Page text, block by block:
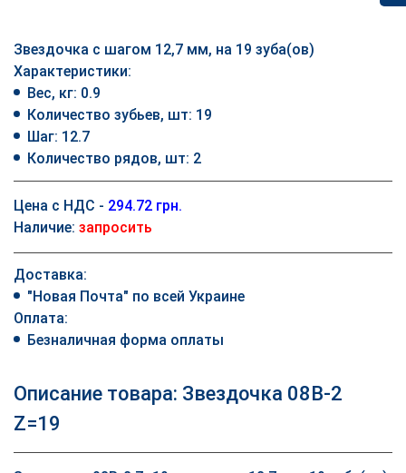
Звездочка с шагом 12,7 мм, на 19 зуба(ов)
Характеристики:
Вес, кг: 0.9
Количество зубьев, шт: 19
Шаг: 12.7
Количество рядов, шт: 2
Цена с НДС - 294.72 грн.
Наличие: запросить
Доставка:
"Новая Почта" по всей Украине
Оплата:
Безналичная форма оплаты
Описание товара: Звездочка 08B-2
Z=19